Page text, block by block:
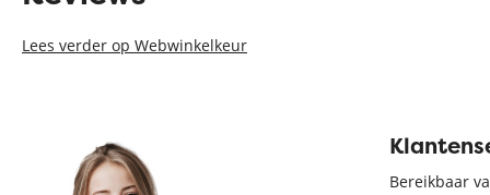
Lees verder op Webwinkelkeur
Bereikbaar